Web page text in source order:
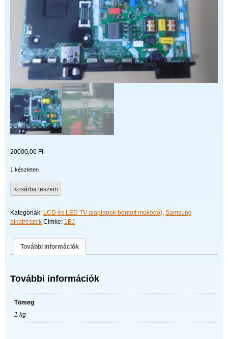
20000,00 Ft
1 készleten
BN9651896A
BN96-
mennyiség
Kosárba teszem
Kategóriák: LCD és LED TV alaplapok bontott múködő), Samsung
alkatrészek Címke: 1BJ
További információk
További információk
Tömeg
1 kg